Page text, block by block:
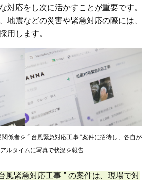
対応をし次に活かすことが重要です。
地震などの災害や緊急対応の際には、
用します。
係者を “ 台風緊急対応工事 ”案件に招待し、各自が
アルタイムに写真で状況を報告
風緊急対応工事 ” の案件は、現場で対